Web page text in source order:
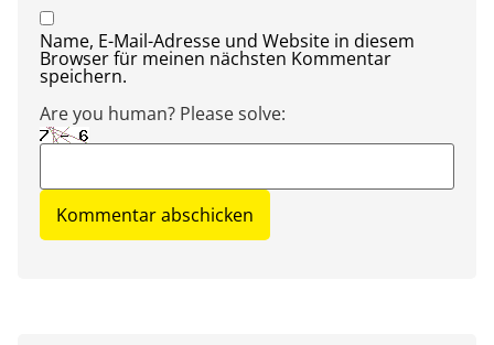
Name, E-Mail-Adresse und Website in diesem
Browser für meinen nächsten Kommentar
speichern.
Are you human? Please solve: